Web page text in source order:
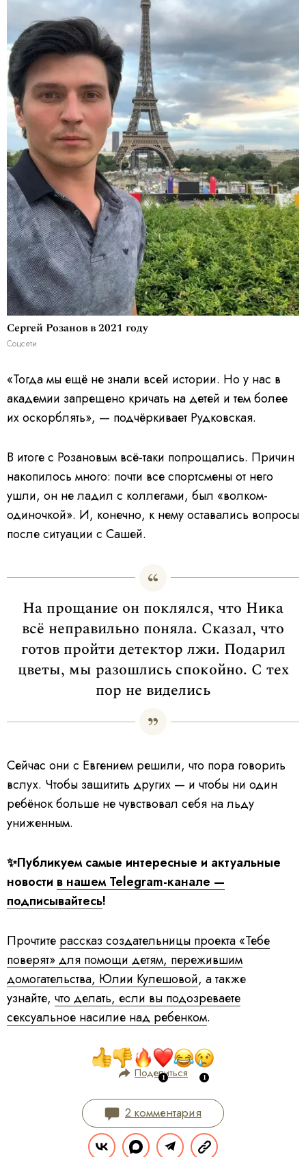
Сергей Розанов в 2021 году
Соцсети
«Тогда мы ещё не знали всей истории. Но у нас в
академии запрещено кричать на детей и тем более
их оскорблять», — подчёркивает Рудковская.
В итоге с Розановым всё-таки попрощались. Причин
накопилось много: почти все спортсмены от него
ушли, он не ладил с коллегами, был «волком-
одиночкой». И, конечно, к нему оставались вопросы
после ситуации с Сашей.
На прощание он поклялся, что Ника
всё неправильно поняла. Сказал, что
готов пройти детектор лжи. Подарил
цветы, мы разошлись спокойно. С тех
пор не виделись
Сейчас они с Евгением решили, что пора говорить
вслух. Чтобы защитить других — и чтобы ни один
ребёнок больше не чувствовал себя на льду
униженным.
✨Публикуем самые интересные и актуальные
новости в нашем Telegram-канале —
подписывайтесь!
Прочтите рассказ создательницы проекта «Тебе
поверят» для помощи детям, пережившим
домогательства, Юлии Кулешовой, а также
узнайте, что делать, если вы подозреваете
сексуальное насилие над ребенком.
Поделиться
2 комментария